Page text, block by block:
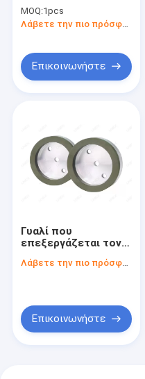
διαμαντιών δεσμών
ρητίνης
MOQ:1pcs
Λάβετε την πιο πρόσφατη τιμή
Επικοινωνήστε
Γυαλί που
επεξεργάζεται τον
άλεσης ρητίνης
Λάβετε την πιο πρόσφατη τιμή
Επικοινωνήστε